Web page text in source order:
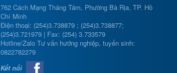
762 Cách Mạng Tháng Tám, Phường Bà Rịa, TP. Hồ
Chí Minh
Điện thoại: (254)3.738879 ; (254)3.738877;
(254)3.721979 | Fax: (254) 3.733579
Hotline/Zalo Tư vấn hướng nghiệp, tuyển sinh:
0822782279
Kết nối